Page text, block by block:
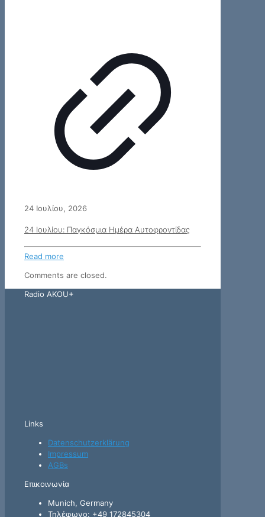
24 Ιουλίου, 2026
24 Ιουλίου: Παγκόσμια Ημέρα Αυτοφροντίδας
Read more
Comments are closed.
Radio AKOU+
Links
Datenschutzerklärung
Impressum
AGBs
Επικοινωνία
Munich, Germany
Τηλέφωνο: +49 172845304